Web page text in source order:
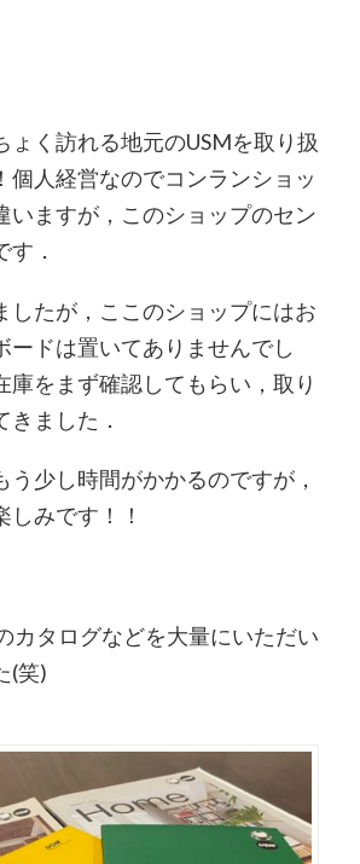
ょく訪れる地元のUSMを取り扱
個人経営なのでコンランショッ
いますが，このショップのセン
す．
したが，ここのショップにはお
ードは置いてありませんでし
庫をまず確認してもらい，取り
ました．
う少し時間がかかるのですが，
みです！！
カタログなどを大量にいただい
(笑)